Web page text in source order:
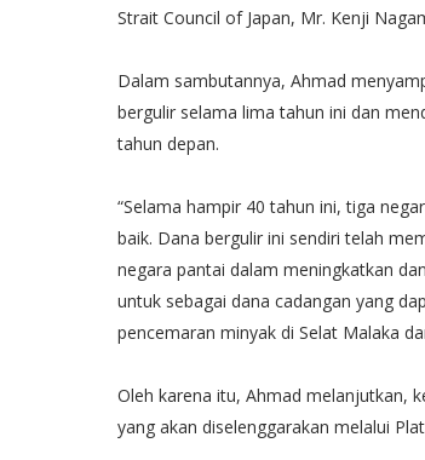
Strait Council of Japan, Mr. Kenji
Dalam sambutannya, Ahmad
bergulir selama lima tahun ini dan
tahun depan.
“Selama hampir 40 tahun ini, tiga
baik. Dana bergulir ini sendiri telah
negara pantai dalam meningkatkan
untuk sebagai dana cadangan yang
pencemaran minyak di Selat Malaka
Oleh karena itu, Ahmad melanjutkan,
yang akan diselenggarakan melalui